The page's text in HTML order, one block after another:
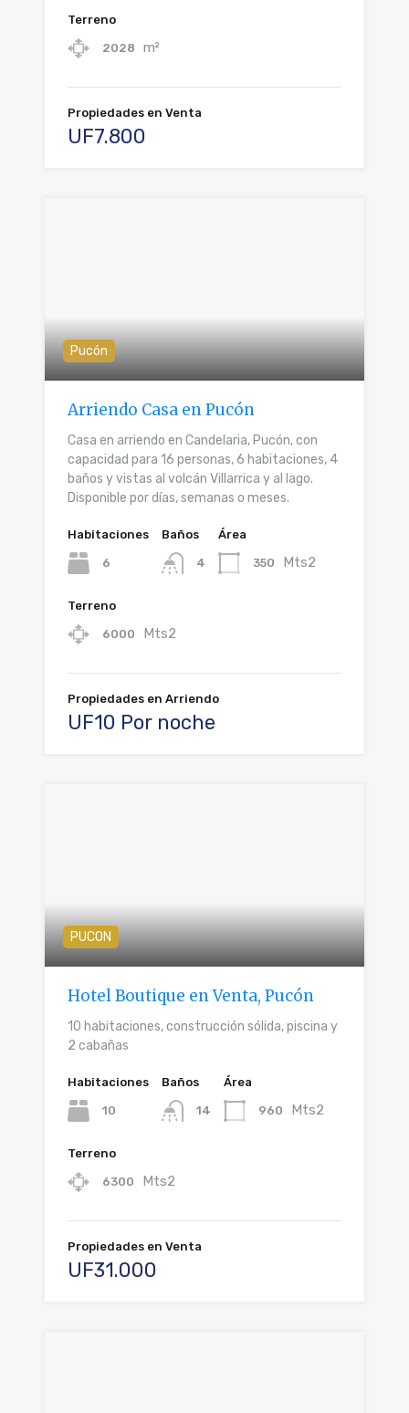
Terreno
2028 m²
Propiedades en Venta
UF7.800
Pucón
Arriendo Casa en Pucón
Casa en arriendo en Candelaria, Pucón, con
capacidad para 16 personas, 6 habitaciones, 4
baños y vistas al volcán Villarrica y al lago.
Disponible por días, semanas o meses.
Habitaciones
6
Baños
4
Área
350 Mts2
Terreno
6000 Mts2
Propiedades en Arriendo
UF10 Por noche
PUCON
Hotel Boutique en Venta, Pucón
10 habitaciones, construcción sólida, piscina y
2 cabañas
Habitaciones
10
Baños
14
Área
960 Mts2
Terreno
6300 Mts2
Propiedades en Venta
UF31.000